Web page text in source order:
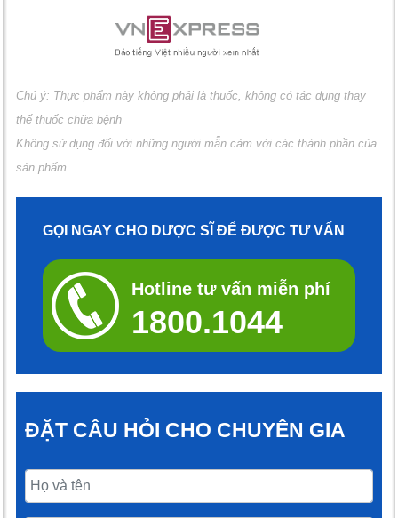
Chú ý: Thực phẩm này không phải là thuốc, không có tác dụng thay
thế thuốc chữa bệnh
Không sử dụng đối với những người mẫn cảm với các thành phần của
sản phẩm
GỌI NGAY CHO DƯỢC SĨ ĐỂ ĐƯỢC TƯ VẤN
Hotline tư vấn miễn phí
1800.1044
ĐẶT CÂU HỎI CHO CHUYÊN GIA